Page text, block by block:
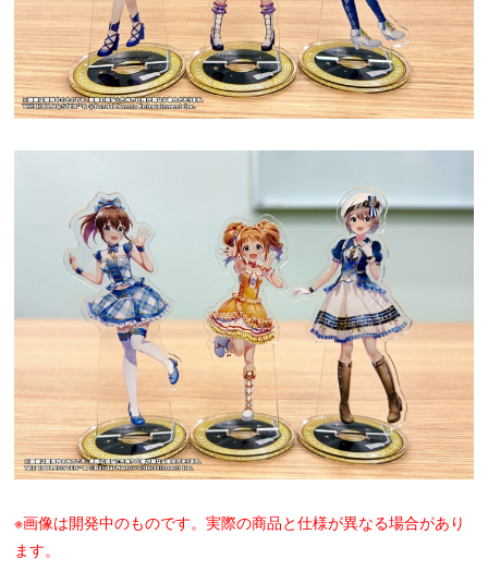
※画像は開発中のものです。実際の商品と仕様が異なる場合があり
ます。